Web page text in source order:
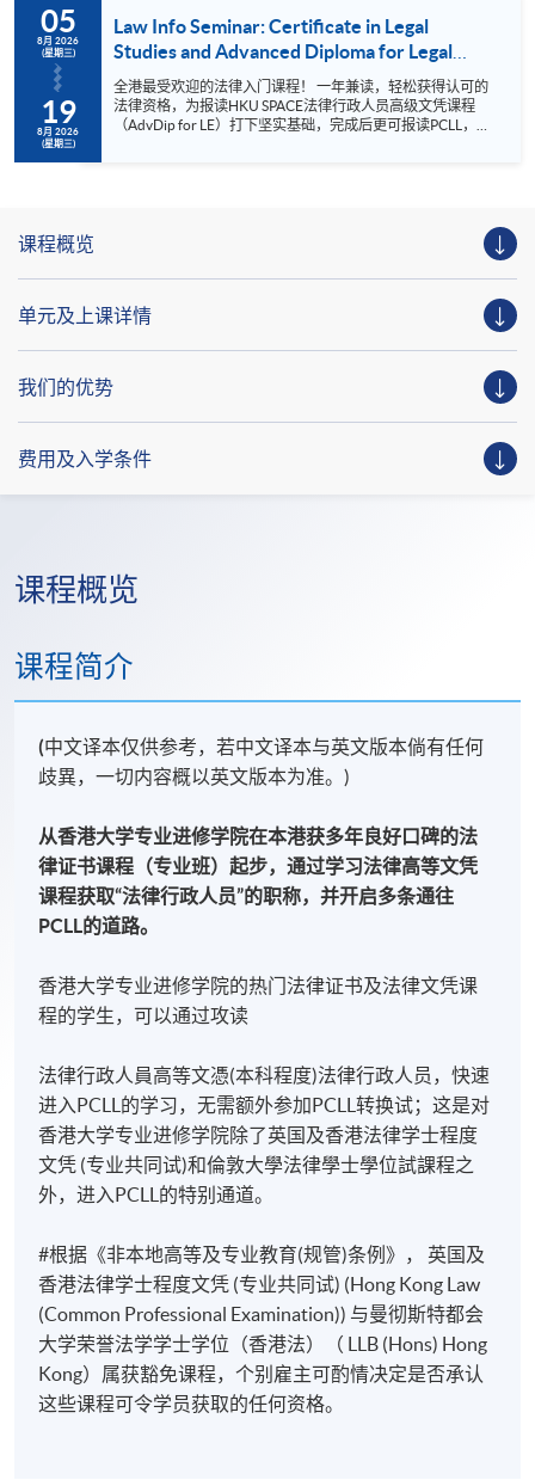
05
8月 2026
(星期三)
19
8月 2026
(星期三)
Law Info Seminar: Certificate in Legal
Studies and Advanced Diploma for Legal
Executives (Graduate Level)
全港最受欢迎的法律入门课程！ 一年兼读，轻松获得认可的
法律资格，为报读HKU SPACE法律行政人员高级文凭课程
（AdvDip for LE）打下坚实基础，完成后更可报读PCLL，迈
报读Advanced D...
课程概览
单元及上课详情
我们的优势
费用及入学条件
课程概览
课程简介
(中文译本仅供参考，若中文译本与英文版本倘有任何
歧異，一切内容概以英文版本为准。)
从香港大学专业进修学院在本港获多年良好口碑的法
律证书课程（专业班）起步，通过学习法律高等文凭
课程获取“法律行政人员”的职称，并开启多条通往
PCLL的道路。
香港大学专业进修学院的热门法律证书及法律文凭课
程的学生，可以通过攻读
法律行政人員高等文憑(本科程度)法律行政人员，快速
进入PCLL的学习，无需额外参加PCLL转换试；这是对
香港大学专业进修学院除了英国及香港法律学士程度
文凭 (专业共同试)和倫敦大學法律學士學位試課程之
外，进入PCLL的特别通道。
#根据《非本地高等及专业教育(规管)条例》， 英国及
香港法律学士程度文凭 (专业共同试) (Hong Kong Law
(Common Professional Examination)) 与曼彻斯特都会
大学荣誉法学学士学位（香港法）（ LLB (Hons) Hong
Kong）属获豁免课程，个别雇主可酌情决定是否承认
这些课程可令学员获取的任何资格。